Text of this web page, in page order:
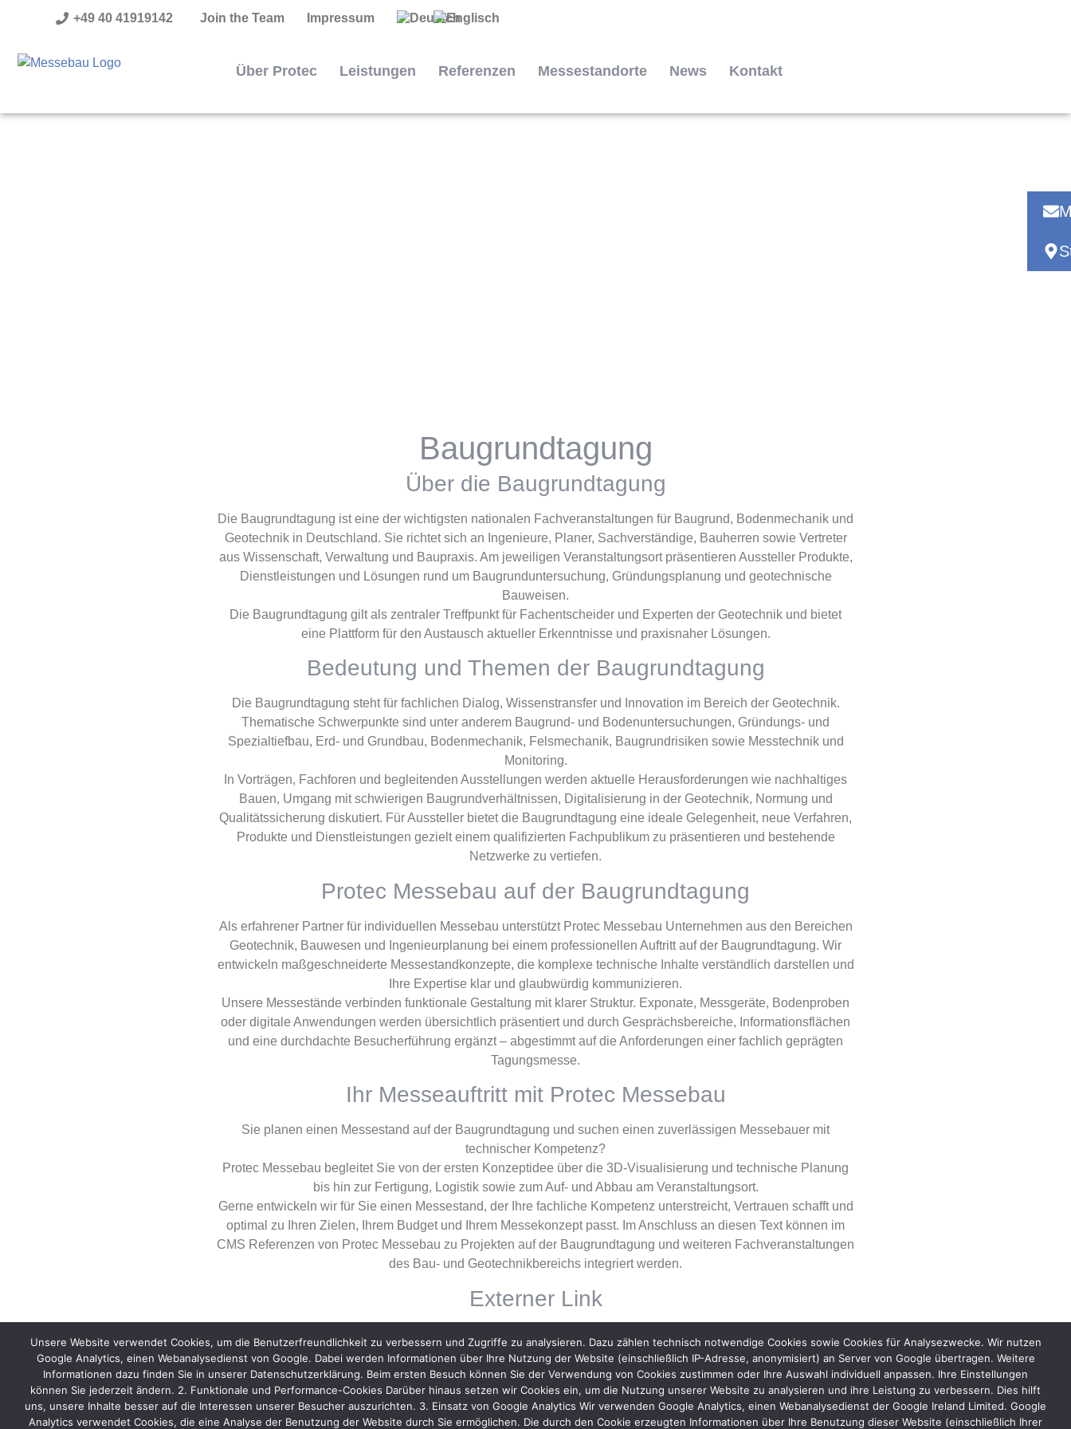
+49 40 41919142 Join the Team Impressum
Über Protec Leistungen Referenzen Messestandorte News Kontakt
Baugrundtagung
Über die Baugrundtagung
Die Baugrundtagung ist eine der wichtigsten nationalen Fachveranstaltungen für Baugrund, Bodenmechanik und
Geotechnik in Deutschland. Sie richtet sich an Ingenieure, Planer, Sachverständige, Bauherren sowie Vertreter
aus Wissenschaft, Verwaltung und Baupraxis. Am jeweiligen Veranstaltungsort präsentieren Aussteller Produkte,
Dienstleistungen und Lösungen rund um Baugrunduntersuchung, Gründungsplanung und geotechnische
Bauweisen.
Die Baugrundtagung gilt als zentraler Treffpunkt für Fachentscheider und Experten der Geotechnik und bietet
eine Plattform für den Austausch aktueller Erkenntnisse und praxisnaher Lösungen.
Bedeutung und Themen der Baugrundtagung
Die Baugrundtagung steht für fachlichen Dialog, Wissenstransfer und Innovation im Bereich der Geotechnik.
Thematische Schwerpunkte sind unter anderem Baugrund- und Bodenuntersuchungen, Gründungs- und
Spezialtiefbau, Erd- und Grundbau, Bodenmechanik, Felsmechanik, Baugrundrisiken sowie Messtechnik und
Monitoring.
In Vorträgen, Fachforen und begleitenden Ausstellungen werden aktuelle Herausforderungen wie nachhaltiges
Bauen, Umgang mit schwierigen Baugrundverhältnissen, Digitalisierung in der Geotechnik, Normung und
Qualitätssicherung diskutiert. Für Aussteller bietet die Baugrundtagung eine ideale Gelegenheit, neue Verfahren,
Produkte und Dienstleistungen gezielt einem qualifizierten Fachpublikum zu präsentieren und bestehende
Netzwerke zu vertiefen.
Protec Messebau auf der Baugrundtagung
Als erfahrener Partner für individuellen Messebau unterstützt Protec Messebau Unternehmen aus den Bereichen
Geotechnik, Bauwesen und Ingenieurplanung bei einem professionellen Auftritt auf der Baugrundtagung. Wir
entwickeln maßgeschneiderte Messestandkonzepte, die komplexe technische Inhalte verständlich darstellen und
Ihre Expertise klar und glaubwürdig kommunizieren.
Unsere Messestände verbinden funktionale Gestaltung mit klarer Struktur. Exponate, Messgeräte, Bodenproben
oder digitale Anwendungen werden übersichtlich präsentiert und durch Gesprächsbereiche, Informationsflächen
und eine durchdachte Besucherführung ergänzt – abgestimmt auf die Anforderungen einer fachlich geprägten
Tagungsmesse.
Ihr Messeauftritt mit Protec Messebau
Sie planen einen Messestand auf der Baugrundtagung und suchen einen zuverlässigen Messebauer mit
technischer Kompetenz?
Protec Messebau begleitet Sie von der ersten Konzeptidee über die 3D-Visualisierung und technische Planung
bis hin zur Fertigung, Logistik sowie zum Auf- und Abbau am Veranstaltungsort.
Gerne entwickeln wir für Sie einen Messestand, der Ihre fachliche Kompetenz unterstreicht, Vertrauen schafft und
optimal zu Ihren Zielen, Ihrem Budget und Ihrem Messekonzept passt. Im Anschluss an diesen Text können im
CMS Referenzen von Protec Messebau zu Projekten auf der Baugrundtagung und weiteren Fachveranstaltungen
des Bau- und Geotechnikbereichs integriert werden.
Externer Link
https://www.baugrundtagung.com/
Unsere Website verwendet Cookies, um die Benutzerfreundlichkeit zu verbessern und Zugriffe zu analysieren. Dazu zählen technisch notwendige Cookies sowie Cookies für Analysezwecke. Wir nutzen
Google Analytics, einen Webanalysedienst von Google. Dabei werden Informationen über Ihre Nutzung der Website (einschließlich IP-Adresse, anonymisiert) an Server von Google übertragen. Weitere
Informationen dazu finden Sie in unserer Datenschutzerklärung. Beim ersten Besuch können Sie der Verwendung von Cookies zustimmen oder Ihre Auswahl individuell anpassen. Ihre Einstellungen
können Sie jederzeit ändern. 2. Funktionale und Performance-Cookies Darüber hinaus setzen wir Cookies ein, um die Nutzung unserer Website zu analysieren und ihre Leistung zu verbessern. Dies hilft
uns, unsere Inhalte besser auf die Interessen unserer Besucher auszurichten. 3. Einsatz von Google Analytics Wir verwenden Google Analytics, einen Webanalysedienst der Google Ireland Limited. Google
Analytics verwendet Cookies, die eine Analyse der Benutzung der Website durch Sie ermöglichen. Die durch den Cookie erzeugten Informationen über Ihre Benutzung dieser Website (einschließlich Ihrer